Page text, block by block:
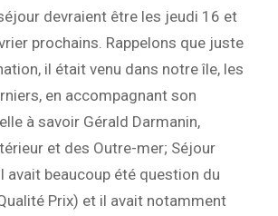
devraient être les jeudi 16 et
prochains. Rappelons que juste
il était venu dans notre île, les
en accompagnant son
à savoir Gérald Darmanin,
et des Outre-mer; Séjour
avait beaucoup été question du
Prix) et il avait notamment